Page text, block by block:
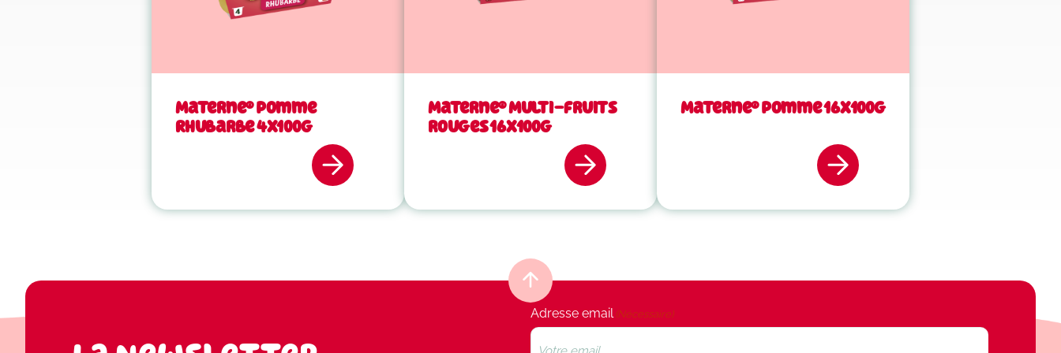
Materne® Pomme
Rhubarbe 4x100g
Materne® Multi-fruits
rouges 16x100g
Materne® Pomme 16x100g
Adresse email (Nécessaire)